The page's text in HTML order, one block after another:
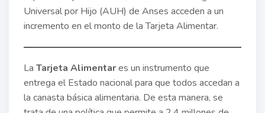
Universal por Hijo (AUH) de Anses acceden a un
incremento en el monto de la Tarjeta Alimentar.
La Tarjeta Alimentares un instrumento que
entrega el Estado nacional para que todos accedan a
la canasta básica alimentaria. De esta manera, se